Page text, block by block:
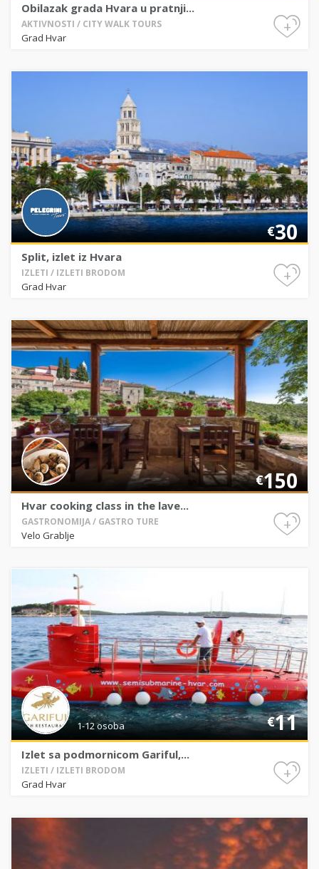
Obilazak grada Hvara u pratnji...
AKTIVNOSTI / CITY WALK TOURS
Grad Hvar
+
€30
Split, izlet iz Hvara
IZLETI / IZLETI BRODOM
Grad Hvar
+
€150
Hvar cooking class in the lave...
GASTRONOMIJA / GASTRO TURE
Velo Grablje
+
1-12 osoba €11
Izlet sa podmornicom Gariful,...
IZLETI / IZLETI BRODOM
Grad Hvar
+